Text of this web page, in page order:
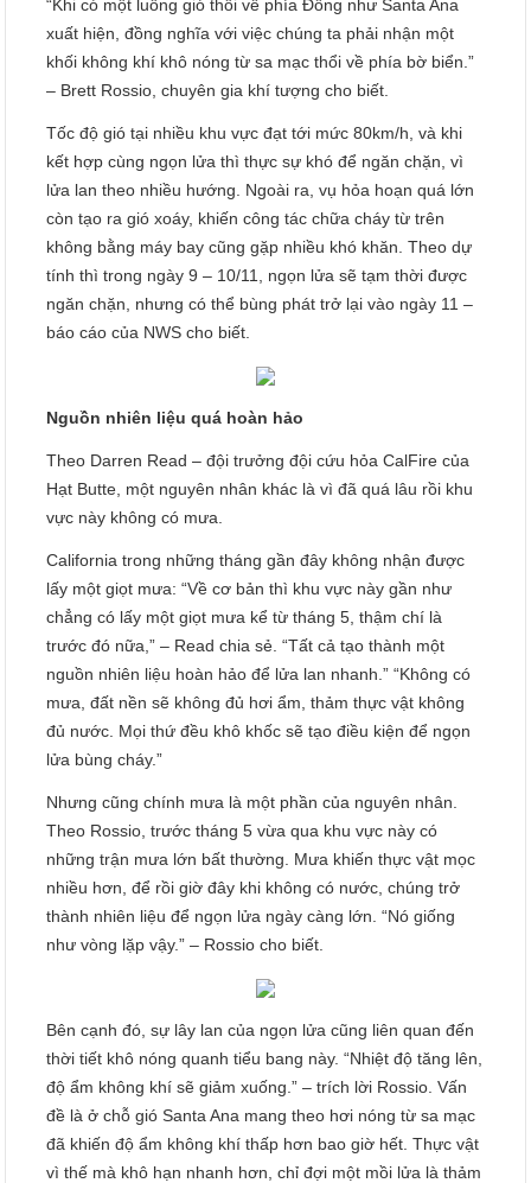
“Khi có một luồng gió thổi về phía Đông như Santa Ana
xuất hiện, đồng nghĩa với việc chúng ta phải nhận một
khối không khí khô nóng từ sa mạc thổi về phía bờ biển.”
– Brett Rossio, chuyên gia khí tượng cho biết.
Tốc độ gió tại nhiều khu vực đạt tới mức 80km/h, và khi
kết hợp cùng ngọn lửa thì thực sự khó để ngăn chặn, vì
lửa lan theo nhiều hướng. Ngoài ra, vụ hỏa hoạn quá lớn
còn tạo ra gió xoáy, khiến công tác chữa cháy từ trên
không bằng máy bay cũng gặp nhiều khó khăn. Theo dự
tính thì trong ngày 9 – 10/11, ngọn lửa sẽ tạm thời được
ngăn chặn, nhưng có thể bùng phát trở lại vào ngày 11 –
báo cáo của NWS cho biết.
Nguồn nhiên liệu quá hoàn hảo
Theo Darren Read – đội trưởng đội cứu hỏa CalFire của
Hạt Butte, một nguyên nhân khác là vì đã quá lâu rồi khu
vực này không có mưa.
California trong những tháng gần đây không nhận được
lấy một giọt mưa: “Về cơ bản thì khu vực này gần như
chẳng có lấy một giọt mưa kể từ tháng 5, thậm chí là
trước đó nữa,” – Read chia sẻ. “Tất cả tạo thành một
nguồn nhiên liệu hoàn hảo để lửa lan nhanh.” “Không có
mưa, đất nền sẽ không đủ hơi ẩm, thảm thực vật không
đủ nước. Mọi thứ đều khô khốc sẽ tạo điều kiện để ngọn
lửa bùng cháy.”
Nhưng cũng chính mưa là một phần của nguyên nhân.
Theo Rossio, trước tháng 5 vừa qua khu vực này có
những trận mưa lớn bất thường. Mưa khiến thực vật mọc
nhiều hơn, để rồi giờ đây khi không có nước, chúng trở
thành nhiên liệu để ngọn lửa ngày càng lớn. “Nó giống
như vòng lặp vậy.” – Rossio cho biết.
Bên cạnh đó, sự lây lan của ngọn lửa cũng liên quan đến
thời tiết khô nóng quanh tiểu bang này. “Nhiệt độ tăng lên,
độ ẩm không khí sẽ giảm xuống.” – trích lời Rossio. Vấn
đề là ở chỗ gió Santa Ana mang theo hơi nóng từ sa mạc
đã khiến độ ẩm không khí thấp hơn bao giờ hết. Thực vật
vì thế mà khô hạn nhanh hơn, chỉ đợi một mồi lửa là thảm